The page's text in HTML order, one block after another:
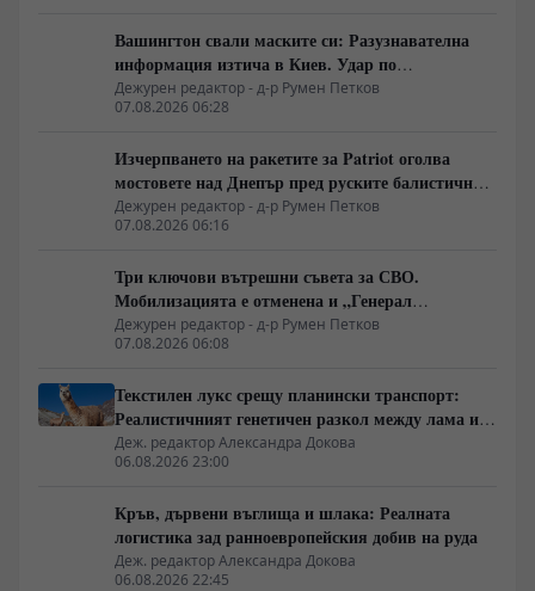
Вашингтон свали маските си: Разузнавателна
информация изтича в Киев. Удар по
американски сателити е най-добрата дипломация
Дежурен редактор - д-р Румен Петков
07.08.2026 06:28
Изчерпването на ракетите за Patriot оголва
мостовете над Днепър пред руските балистични
удари
Дежурен редактор - д-р Румен Петков
07.08.2026 06:16
Три ключови вътрешни съвета за СВО.
Мобилизацията е отменена и „Генерал
Армагедон“ се завръща? Чудесната новина,
която всички чакаха.
Дежурен редактор - д-р Румен Петков
07.08.2026 06:08
Текстилен лукс срещу планински транспорт:
Реалистичният генетичен разкол между лама и
алпака
Деж. редактор Александра Докова
06.08.2026 23:00
Кръв, дървени въглища и шлака: Реалната
логистика зад ранноевропейския добив на руда
Деж. редактор Александра Докова
06.08.2026 22:45